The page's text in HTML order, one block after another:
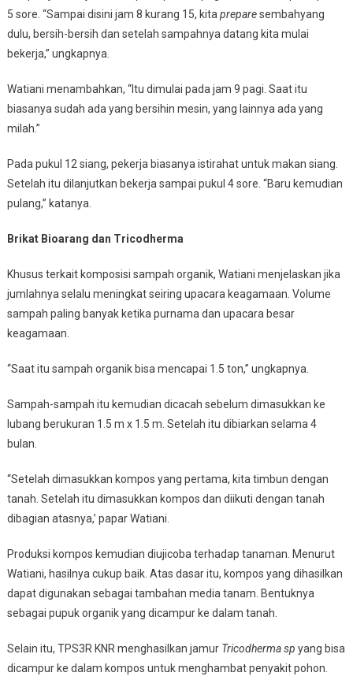
5 sore. “Sampai disini jam 8 kurang 15, kita preparesembahyang
dulu, bersih-bersih dan setelah sampahnya datang kita mulai
bekerja,” ungkapnya.
Watiani menambahkan, “Itu dimulai pada jam 9 pagi. Saat itu
biasanya sudah ada yang bersihin mesin, yang lainnya ada yang
milah.”
Pada pukul 12 siang, pekerja biasanya istirahat untuk makan siang.
Setelah itu dilanjutkan bekerja sampai pukul 4 sore. “Baru kemudian
pulang,” katanya.
Brikat Bioarang dan Tricodherma
Khusus terkait komposisi sampah organik, Watiani menjelaskan jika
jumlahnya selalu meningkat seiring upacara keagamaan. Volume
sampah paling banyak ketika purnama dan upacara besar
keagamaan.
“Saat itu sampah organik bisa mencapai 1.5 ton,” ungkapnya.
Sampah-sampah itu kemudian dicacah sebelum dimasukkan ke
lubang berukuran 1.5 m x 1.5 m. Setelah itu dibiarkan selama 4
bulan.
“Setelah dimasukkan kompos yang pertama, kita timbun dengan
tanah. Setelah itu dimasukkan kompos dan diikuti dengan tanah
dibagian atasnya,’ papar Watiani.
Produksi kompos kemudian diujicoba terhadap tanaman. Menurut
Watiani, hasilnya cukup baik. Atas dasar itu, kompos yang dihasilkan
dapat digunakan sebagai tambahan media tanam. Bentuknya
sebagai pupuk organik yang dicampur ke dalam tanah.
Selain itu, TPS3R KNR menghasilkan jamur Tricodherma sp yang bisa
dicampur ke dalam kompos untuk menghambat penyakit pohon.